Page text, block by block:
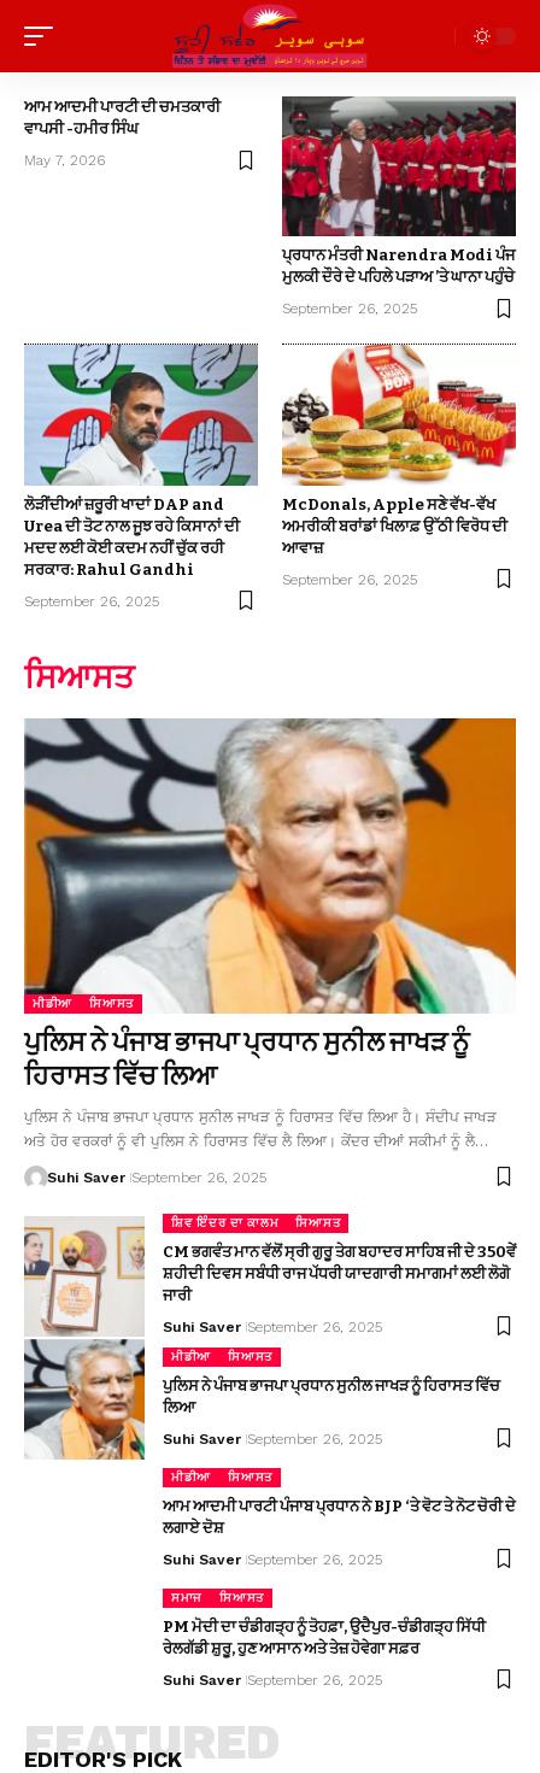
ਆਮ ਆਦਮੀ ਪਾਰਟੀ ਦੀ ਚਮਤਕਾਰੀ
ਵਾਪਸੀ -ਹਮੀਰ ਸਿੰਘ
May 7, 2026
ਪ੍ਰਧਾਨ ਮੰਤਰੀ Narendra Modi ਪੰਜ
ਮੁਲਕੀ ਦੌਰੇ ਦੇ ਪਹਿਲੇ ਪੜਾਅ ’ਤੇ ਘਾਨਾ ਪਹੁੰਚੇ
September 26, 2025
ਲੋੜੀਂਦੀਆਂ ਜ਼ਰੂਰੀ ਖਾਦਾਂ DAP and
Urea ਦੀ ਤੋਟ ਨਾਲ ਜੂਝ ਰਹੇ ਕਿਸਾਨਾਂ ਦੀ
ਮਦਦ ਲਈ ਕੋਈ ਕਦਮ ਨਹੀਂ ਚੁੱਕ ਰਹੀ
ਸਰਕਾਰ: Rahul Gandhi
September 26, 2025
McDonals, Apple ਸਣੇ ਵੱਖ-ਵੱਖ
ਅਮਰੀਕੀ ਬਰਾਂਡਾਂ ਖਿਲਾਫ਼ ਉੱਠੀ ਵਿਰੋਧ ਦੀ
ਆਵਾਜ਼
September 26, 2025
ਸਿਆਸਤ
ਮੀਡੀਆ ਸਿਆਸਤ
ਪੁਲਿਸ ਨੇ ਪੰਜਾਬ ਭਾਜਪਾ ਪ੍ਰਧਾਨ ਸੁਨੀਲ ਜਾਖੜ ਨੂੰ
ਹਿਰਾਸਤ ਵਿੱਚ ਲਿਆ
ਪੁਲਿਸ ਨੇ ਪੰਜਾਬ ਭਾਜਪਾ ਪ੍ਰਧਾਨ ਸੁਨੀਲ ਜਾਖੜ ਨੂੰ ਹਿਰਾਸਤ ਵਿੱਚ ਲਿਆ ਹੈ। ਸੰਦੀਪ ਜਾਖੜ
ਅਤੇ ਹੋਰ ਵਰਕਰਾਂ ਨੂੰ ਵੀ ਪੁਲਿਸ ਨੇ ਹਿਰਾਸਤ ਵਿੱਚ ਲੈ ਲਿਆ। ਕੇਂਦਰ ਦੀਆਂ ਸਕੀਮਾਂ ਨੂੰ ਲੈ…
Suhi Saver September 26, 2025
ਸ਼ਿਵ ਇੰਦਰ ਦਾ ਕਾਲਮ ਸਿਆਸਤ
CM ਭਗਵੰਤ ਮਾਨ ਵੱਲੋਂ ਸ੍ਰੀ ਗੁਰੂ ਤੇਗ ਬਹਾਦਰ ਸਾਹਿਬ ਜੀ ਦੇ 350ਵੇਂ
ਸ਼ਹੀਦੀ ਦਿਵਸ ਸਬੰਧੀ ਰਾਜ ਪੱਧਰੀ ਯਾਦਗਾਰੀ ਸਮਾਗਮਾਂ ਲਈ ਲੋਗੋ
ਜਾਰੀ
Suhi Saver September 26, 2025
ਮੀਡੀਆ ਸਿਆਸਤ
ਪੁਲਿਸ ਨੇ ਪੰਜਾਬ ਭਾਜਪਾ ਪ੍ਰਧਾਨ ਸੁਨੀਲ ਜਾਖੜ ਨੂੰ ਹਿਰਾਸਤ ਵਿੱਚ
ਲਿਆ
Suhi Saver September 26, 2025
ਮੀਡੀਆ ਸਿਆਸਤ
ਆਮ ਆਦਮੀ ਪਾਰਟੀ ਪੰਜਾਬ ਪ੍ਰਧਾਨ ਨੇ BJP ‘ਤੇ ਵੋਟ ਤੇ ਨੋਟ ਚੋਰੀ ਦੇ
ਲਗਾਏ ਦੋਸ਼
Suhi Saver September 26, 2025
ਸਮਾਜ ਸਿਆਸਤ
PM ਮੋਦੀ ਦਾ ਚੰਡੀਗੜ੍ਹ ਨੂੰ ਤੋਹਫ਼ਾ, ਉਦੈਪੁਰ-ਚੰਡੀਗੜ੍ਹ ਸਿੱਧੀ
ਰੇਲਗੱਡੀ ਸ਼ੁਰੂ, ਹੁਣ ਆਸਾਨ ਅਤੇ ਤੇਜ਼ ਹੋਵੇਗਾ ਸਫ਼ਰ
Suhi Saver September 26, 2025
EDITOR'S PICK
FEATURED